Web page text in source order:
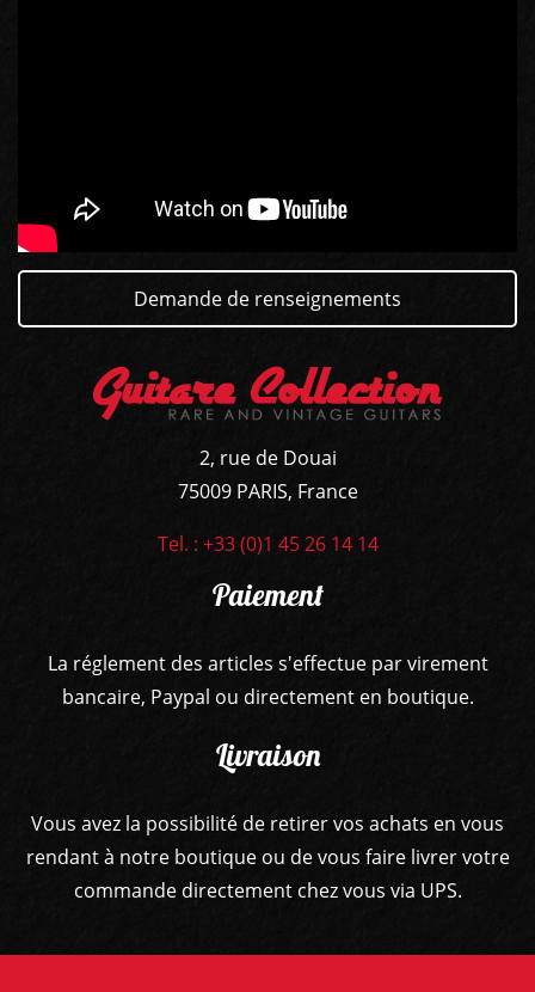
GUITARES
BASSES
PÉDALES ET EFFETS
Demande de renseignements
2, rue de Douai
75009 PARIS, France
Tel. : +33 (0)1 45 26 14 14
Paiement
La réglement des articles s'effectue par virement
bancaire, Paypal ou directement en boutique.
Livraison
Vous avez la possibilité de retirer vos achats en vous
rendant à notre boutique ou de vous faire livrer votre
commande directement chez vous via UPS.